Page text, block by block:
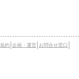
約 企画・運営 お問合せ窓口